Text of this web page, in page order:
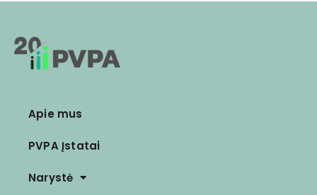
Apie mus
PVPA Įstatai
Narystė